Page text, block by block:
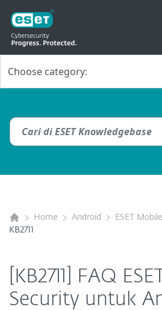
Home Android
ESET
KB2711
[KB2711] FAQ
Security untuk